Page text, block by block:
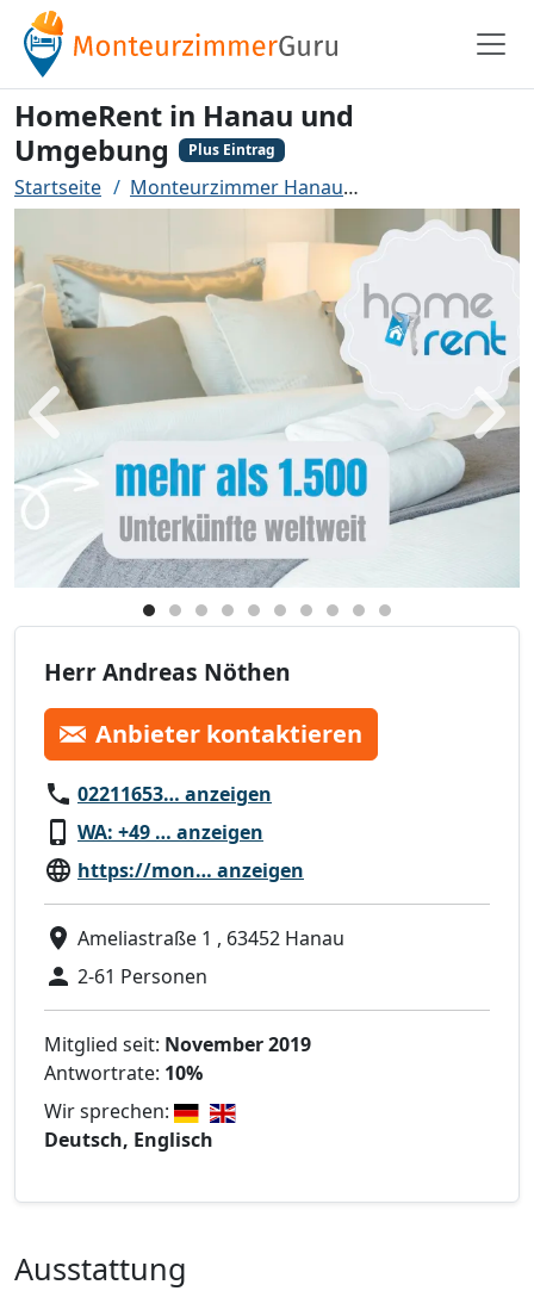
HomeRent in Hanau und
Umgebung
Plus Eintrag
Startseite Monteurzimmer Hanau
Zurück
Herr Andreas Nöthen
Anbieter kontaktieren
02211653… anzeigen
WA: +49 … anzeigen
https://mon… anzeigen
Ameliastraße 1 , 63452 Hanau
2-61 Personen
Mitglied seit: November 2019
Antwortrate: 10%
Wir sprechen:
Deutsch, Englisch
Ausstattung